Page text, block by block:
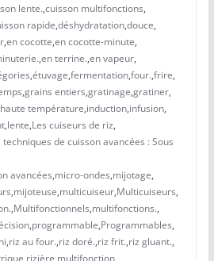
lente.,cuisson multifonctions,
rapide,déshydratation,douce,
,en cocotte,en cocotte-minute,
,en terrine.,en vapeur,
,étuvage,fermentation,four.,frire,
,grains entiers,gratinage,gratiner,
haute température,induction,infusion,
,lente,Les cuiseurs de riz,
de cuisson avancées : Sous
avancées,micro-ondes,mijotage,
,mijoteuse,multicuiseur,Multicuiseurs,
,Multifonctionnels,multifonctions.,
,programmable,Programmables,
,riz au four.,riz doré.,riz frit.,riz gluant.,
,rizière multifonction,